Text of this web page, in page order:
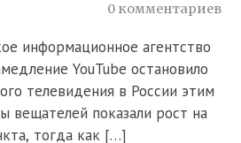
0 комментариев
информационное агентство
YouTube остановило
телевидения в России этим
вещателей показали рост на
тогда как […]